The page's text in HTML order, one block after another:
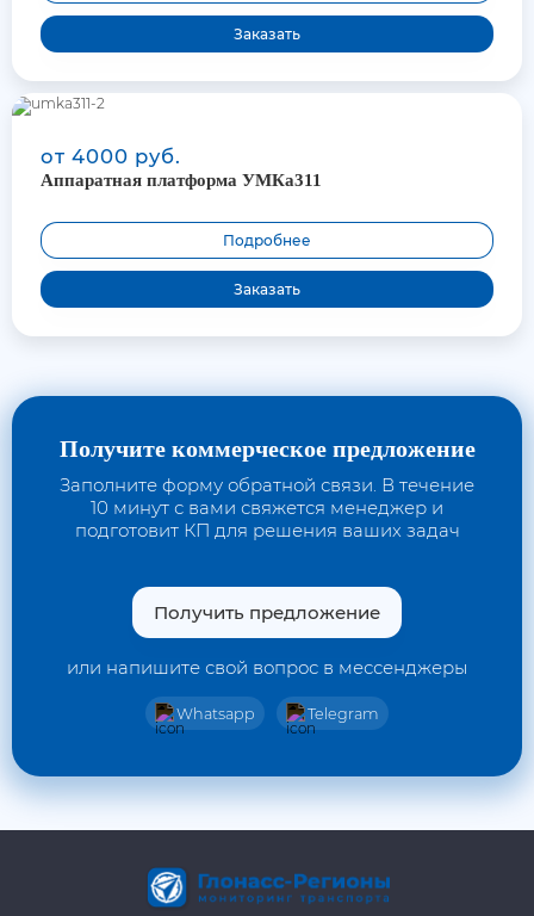
Заказать
от 4000 руб.
Аппаратная платформа УМКа311
Подробнее
Заказать
Получите коммерческое предложение
Заполните форму обратной связи. В течение
10 минут с вами свяжется менеджер и
подготовит КП для решения ваших задач
Получить предложение
или напишите свой вопрос в мессенджеры
Whatsapp Telegram